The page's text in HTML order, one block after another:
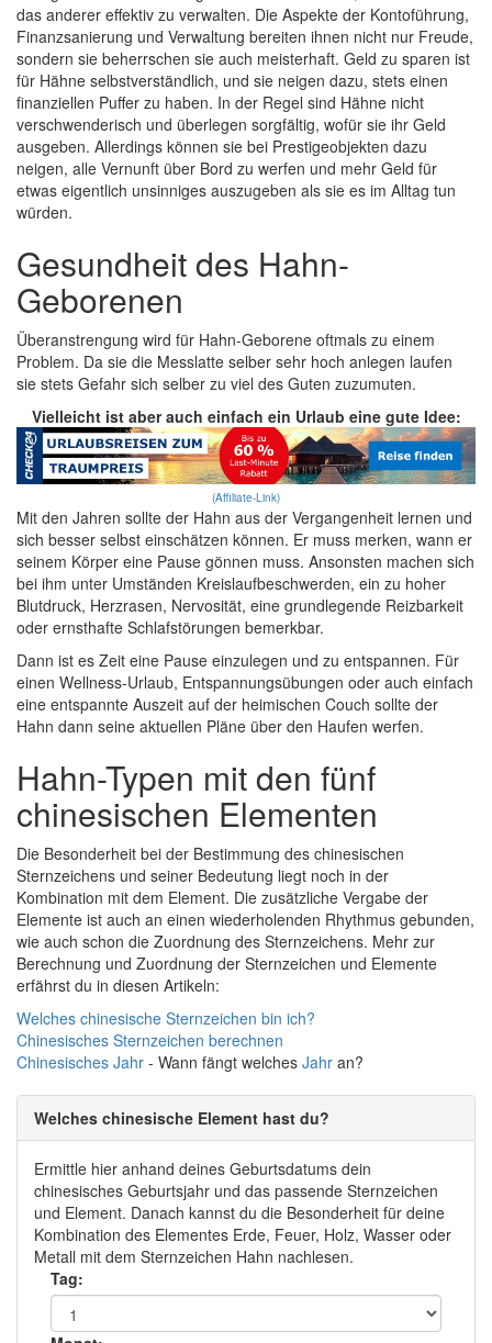
das anderer effektiv zu verwalten. Die Aspekte der Kontoführung,
Finanzsanierung und Verwaltung bereiten ihnen nicht nur Freude,
sondern sie beherrschen sie auch meisterhaft. Geld zu sparen ist
für Hähne selbstverständlich, und sie neigen dazu, stets einen
finanziellen Puffer zu haben. In der Regel sind Hähne nicht
verschwenderisch und überlegen sorgfältig, wofür sie ihr Geld
ausgeben. Allerdings können sie bei Prestigeobjekten dazu
neigen, alle Vernunft über Bord zu werfen und mehr Geld für
etwas eigentlich unsinniges auszugeben als sie es im Alltag tun
würden.
Gesundheit des Hahn-
Geborenen
Überanstrengung wird für Hahn-Geborene oftmals zu einem
Problem. Da sie die Messlatte selber sehr hoch anlegen laufen
sie stets Gefahr sich selber zu viel des Guten zuzumuten.
Vielleicht ist aber auch einfach ein Urlaub eine gute Idee:
(Affiliate-Link)
Mit den Jahren sollte der Hahn aus der Vergangenheit lernen und
sich besser selbst einschätzen können. Er muss merken, wann er
seinem Körper eine Pause gönnen muss. Ansonsten machen sich
bei ihm unter Umständen Kreislaufbeschwerden, ein zu hoher
Blutdruck, Herzrasen, Nervosität, eine grundlegende Reizbarkeit
oder ernsthafte Schlafstörungen bemerkbar.
Dann ist es Zeit eine Pause einzulegen und zu entspannen. Für
einen Wellness-Urlaub, Entspannungsübungen oder auch einfach
eine entspannte Auszeit auf der heimischen Couch sollte der
Hahn dann seine aktuellen Pläne über den Haufen werfen.
Hahn-Typen mit den fünf
chinesischen Elementen
Die Besonderheit bei der Bestimmung des chinesischen
Sternzeichens und seiner Bedeutung liegt noch in der
Kombination mit dem Element. Die zusätzliche Vergabe der
Elemente ist auch an einen wiederholenden Rhythmus gebunden,
wie auch schon die Zuordnung des Sternzeichens. Mehr zur
Berechnung und Zuordnung der Sternzeichen und Elemente
erfährst du in diesen Artikeln:
Welches chinesische Sternzeichen bin ich?
Chinesisches Sternzeichen berechnen
Chinesisches Jahr - Wann fängt welches Jahr an?
Welches chinesische Element hast du?
Ermittle hier anhand deines Geburtsdatums dein
chinesisches Geburtsjahr und das passende Sternzeichen
und Element. Danach kannst du die Besonderheit für deine
Kombination des Elementes Erde, Feuer, Holz, Wasser oder
Metall mit dem Sternzeichen Hahn nachlesen.
Tag: